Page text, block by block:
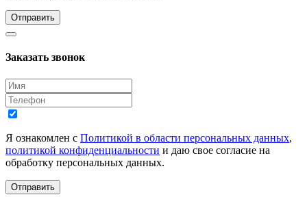
Отправить
Заказать звонок
Я ознакомлен с Политикой в области персональных данных,
политикой конфиденциальности и даю свое согласие на
обработку персональных данных.
Отправить